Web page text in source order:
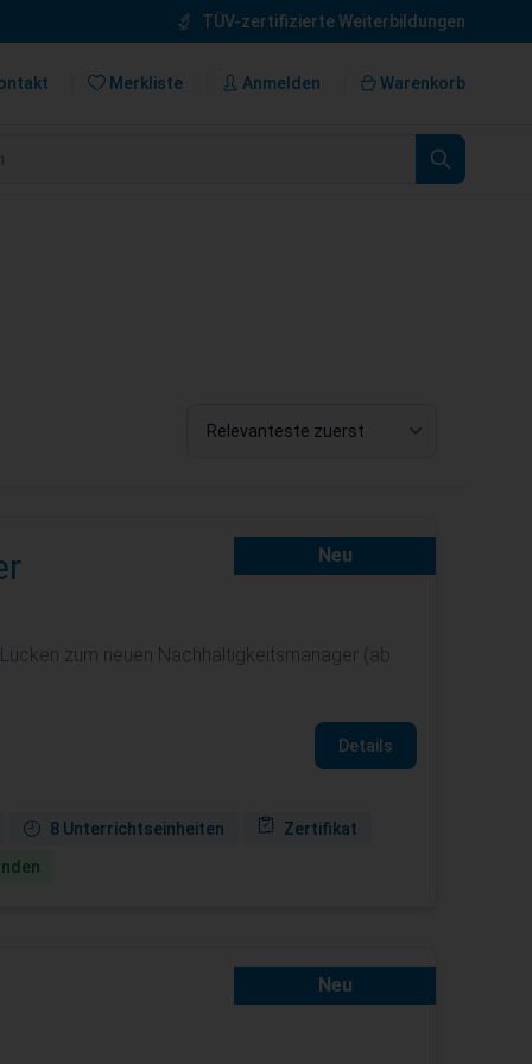
TÜV-zertifizierte Weiterbildungen
Merkliste Anmelden Warenkorb
Neu
zum neuen Nachhaltigkeitsmanager (ab
Details
8 Unterrichtseinheiten
Zertifikat
Neu